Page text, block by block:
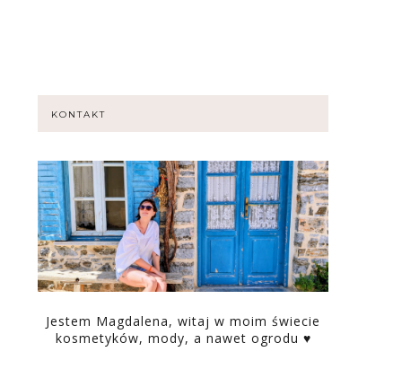
KONTAKT
Jestem Magdalena, witaj w moim świecie
kosmetyków, mody, a nawet ogrodu ♥